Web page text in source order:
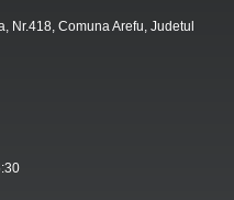
Nr.418, Comuna Arefu, Judetul